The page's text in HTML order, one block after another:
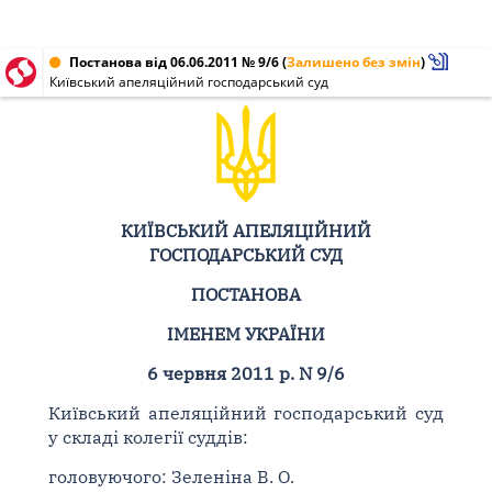
Постанова від 06.06.2011 № 9/6(Залишено без змін)
Київський апеляційний господарський суд
КИЇВСЬКИЙ АПЕЛЯЦІЙНИЙ
ГОСПОДАРСЬКИЙ СУД
ПОСТАНОВА
ІМЕНЕМ УКРАЇНИ
6 червня 2011 р. N 9/6
Київський апеляційний господарський суд
у складі колегії суддів:
головуючого: Зеленіна В. О.